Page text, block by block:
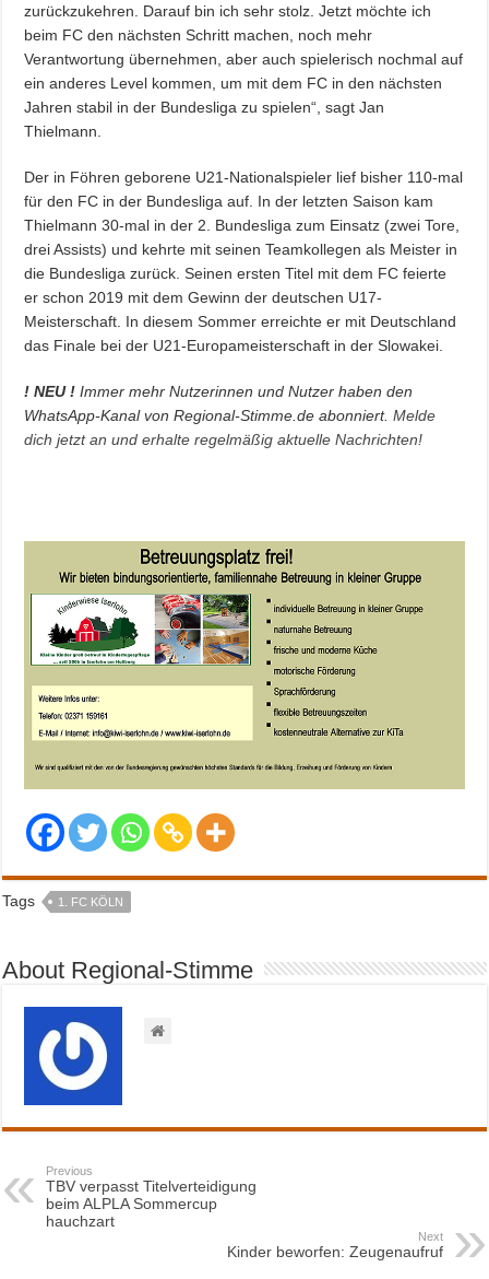
zurückzukehren. Darauf bin ich sehr stolz. Jetzt möchte ich
beim FC den nächsten Schritt machen, noch mehr
Verantwortung übernehmen, aber auch spielerisch nochmal auf
ein anderes Level kommen, um mit dem FC in den nächsten
Jahren stabil in der Bundesliga zu spielen“, sagt Jan
Thielmann.
Der in Föhren geborene U21-Nationalspieler lief bisher 110-mal
für den FC in der Bundesliga auf. In der letzten Saison kam
Thielmann 30-mal in der 2. Bundesliga zum Einsatz (zwei Tore,
drei Assists) und kehrte mit seinen Teamkollegen als Meister in
die Bundesliga zurück. Seinen ersten Titel mit dem FC feierte
er schon 2019 mit dem Gewinn der deutschen U17-
Meisterschaft. In diesem Sommer erreichte er mit Deutschland
das Finale bei der U21-Europameisterschaft in der Slowakei.
! NEU ! Immer mehr Nutzerinnen und Nutzer haben den
WhatsApp-Kanal von Regional-Stimme.de abonniert.Melde
dich jetzt an und erhalte regelmäßig aktuelle Nachrichten!
Tags 1. FC KÖLN
About Regional-Stimme
Previous
TBV verpasst Titelverteidigung
beim ALPLA Sommercup
hauchzart
Next
Kinder beworfen: Zeugenaufruf